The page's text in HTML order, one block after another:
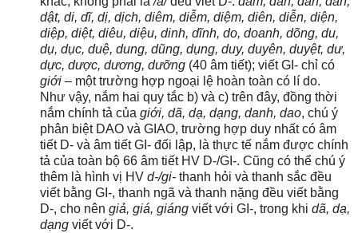
dật, di, dĩ, dị, dịch, diêm, diễm, diệm, diên, diễn, diện,
diệp, diệt, diêu, diệu, dinh, dĩnh, do, doanh, dõng, du,
dụ, dục, duệ, dung, dũng, dụng, duy, duyên, duyệt, dư,
dực, dược, dương, dưỡng (40 âm tiết); viết GI- chỉ có
giới – một trường hợp ngoại lệ hoàn toàn có lí do.
Như vậy, nắm hai quy tắc b) và c) trên đây, đồng thời
nắm chính tả của giới, dã, dạ, dạng, danh, dao, chú ý
phân biệt DAO và GIAO, trường hợp duy nhất có âm
tiết D- và âm tiết GI- đối lập, là thực tế nắm được chính
tả của toàn bộ 66 âm tiết HV D-/GI-. Cũng có thể chú ý
thêm là hình vị HV d-/gi- thanh hỏi và thanh sắc đều
viết bằng GI-, thanh ngã và thanh nặng đều viết bằng
D-, cho nên giả, giá, giáng viết với GI-, trong khi dã, dạ,
dạng viết với D-.